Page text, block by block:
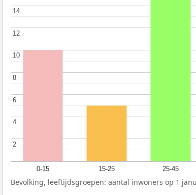
0-15 15-25 25-45
2
2
4
4
6
6
8
8
10
10
12
12
14
14
Bevolking, leeftijdsgroepen: aantal inwoners op 1